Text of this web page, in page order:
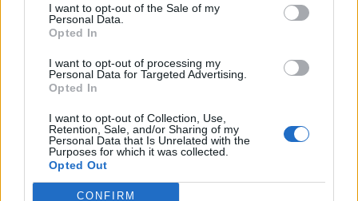
I want to opt-out of the Sale of my
Personal Data.
Opted In
I want to opt-out of processing my
Personal Data for Targeted Advertising.
Opted In
I want to opt-out of Collection, Use,
Retention, Sale, and/or Sharing of my
Personal Data that Is Unrelated with the
Purposes for which it was collected.
Opted Out
CONFIRM